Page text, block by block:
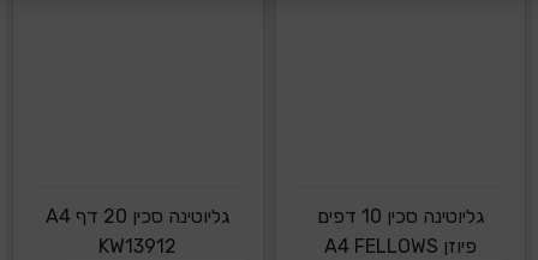
גליוטינה סכין 10 דפים
פיוזן A4 FELLOWS
גליוטינה סכין 20 דף A4
KW13912